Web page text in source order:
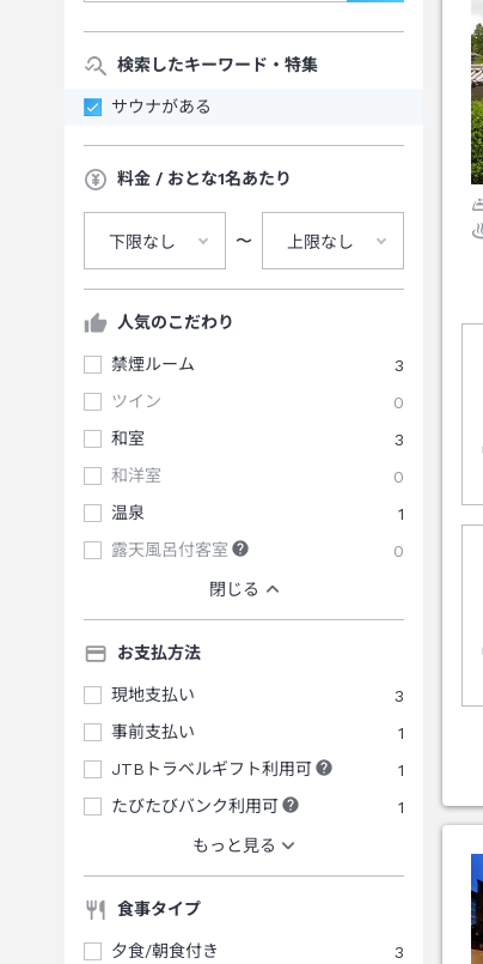
検索したキーワード・特集
サウナがある
料金 / おとな1名あたり
下限なし 〜 上限なし
人気のこだわり
禁煙ルーム
3
ツイン
0
和室
3
和洋室
0
温泉
1
露天風呂付客室
0
閉じる
お支払方法
現地支払い
3
事前支払い
1
JTBトラベルギフト利用可
1
たびたびバンク利用可
1
もっと見る
食事タイプ
夕食/朝食付き
3